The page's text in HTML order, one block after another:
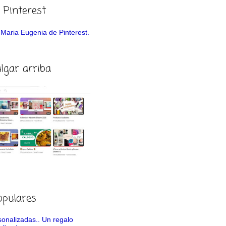
Pinterest
Eugenia de Pinterest.
arriba
Un regalo